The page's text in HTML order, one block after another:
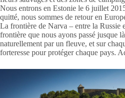
Nous entrons en Estonie le 6 juillet
quitté, nous sommes de retour en
La frontière de Narva – entre la Russie
frontière que nous ayons passé jusque
naturellement par un fleuve, et sur
forteresse pour protéger chaque pays.